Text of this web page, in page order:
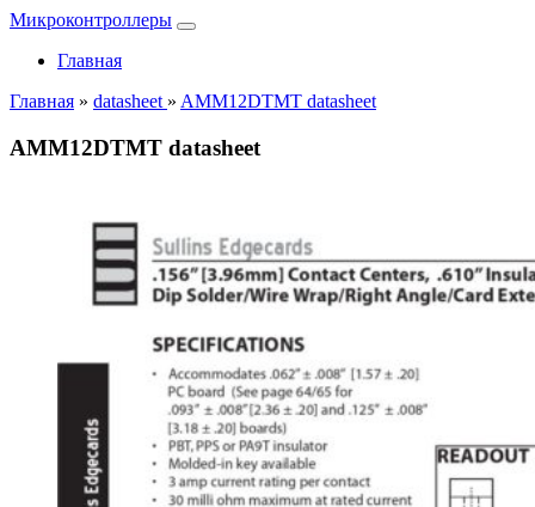
Микроконтроллеры
Главная
Главная » datasheet » AMM12DTMT datasheet
AMM12DTMT datasheet